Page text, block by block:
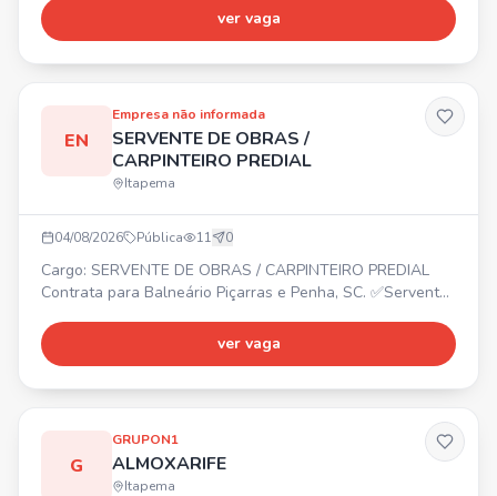
mercadorias. Controle de validade, qualidade e
conservação dos itens. Organização e limpeza do
ver vaga
EN
Empresa não informada
SERVENTE DE OBRAS /
CARPINTEIRO PREDIAL
Itapema
04/08/2026 Pública 11 0
Cargo: SERVENTE DE OBRAS / CARPINTEIRO PREDIAL
Contrata para Balneário Piçarras e Penha, SC. ✅Servente
ver vaga
G
GRUPON1
ALMOXARIFE
Itapema